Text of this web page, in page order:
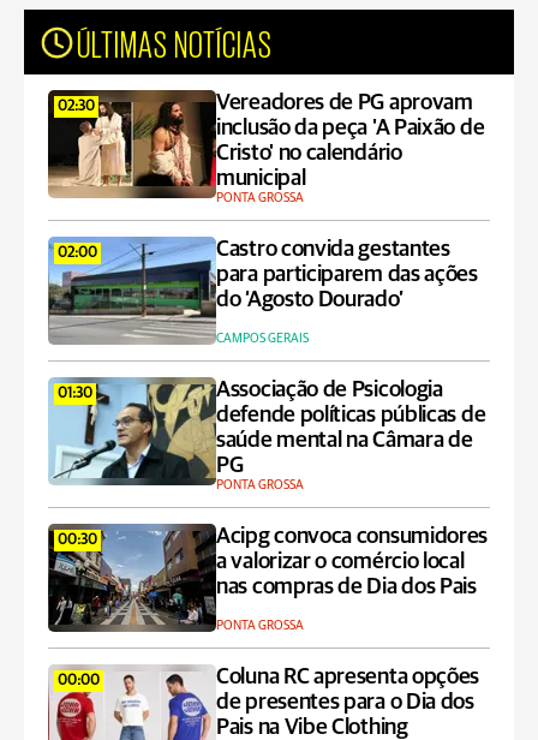
ÚLTIMAS NOTÍCIAS
02:30
Vereadores de PG aprovam
inclusão da peça 'A Paixão de
Cristo' no calendário
municipal
PONTA GROSSA
02:00
Castro convida gestantes
para participarem das ações
do ‘Agosto Dourado’
CAMPOS GERAIS
01:30
Associação de Psicologia
defende políticas públicas de
saúde mental na Câmara de
PG
PONTA GROSSA
00:30
Acipg convoca consumidores
a valorizar o comércio local
nas compras de Dia dos Pais
PONTA GROSSA
00:00
Coluna RC apresenta opções
de presentes para o Dia dos
Pais na Vibe Clothing